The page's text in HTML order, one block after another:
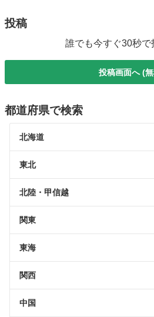
投稿
誰でも今すぐ30秒で
投稿画面へ (
都道府県で検索
北海道
東北
北陸・甲信越
関東
東海
関西
中国